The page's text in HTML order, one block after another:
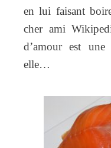
en lui faisant
cher ami
d’amour est
elle…